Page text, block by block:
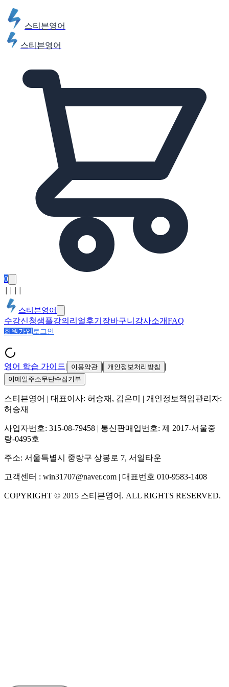
스티븐영어
스티븐영어
0
스티븐영어
수강신청샘플강의 리얼후기 장바구니 강사소개FAQ
회원가입 로그인
영어 학습 가이드| 이용약관 | 개인정보처리방침 |
이메일주소무단수집거부
스티븐영어 | 대표이사: 허승재, 김은미
| 개인정보책임관리자:
허승재
사업자번호: 315-08-79458 | 통신판매업번호: 제 2017-서울중
랑-0495호
주소: 서울특별시 중랑구 상봉로 7, 서일타운
고객센터 : win31707@naver.com | 대표번호 010-9583-1408
COPYRIGHT © 2015 스티븐영어 . ALL RIGHTS RESERVED.